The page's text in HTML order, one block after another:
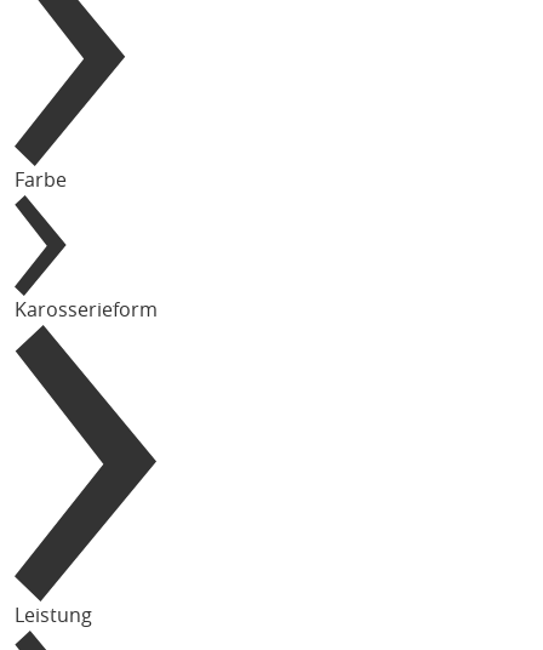
Farbe
Karosserieform
Leistung